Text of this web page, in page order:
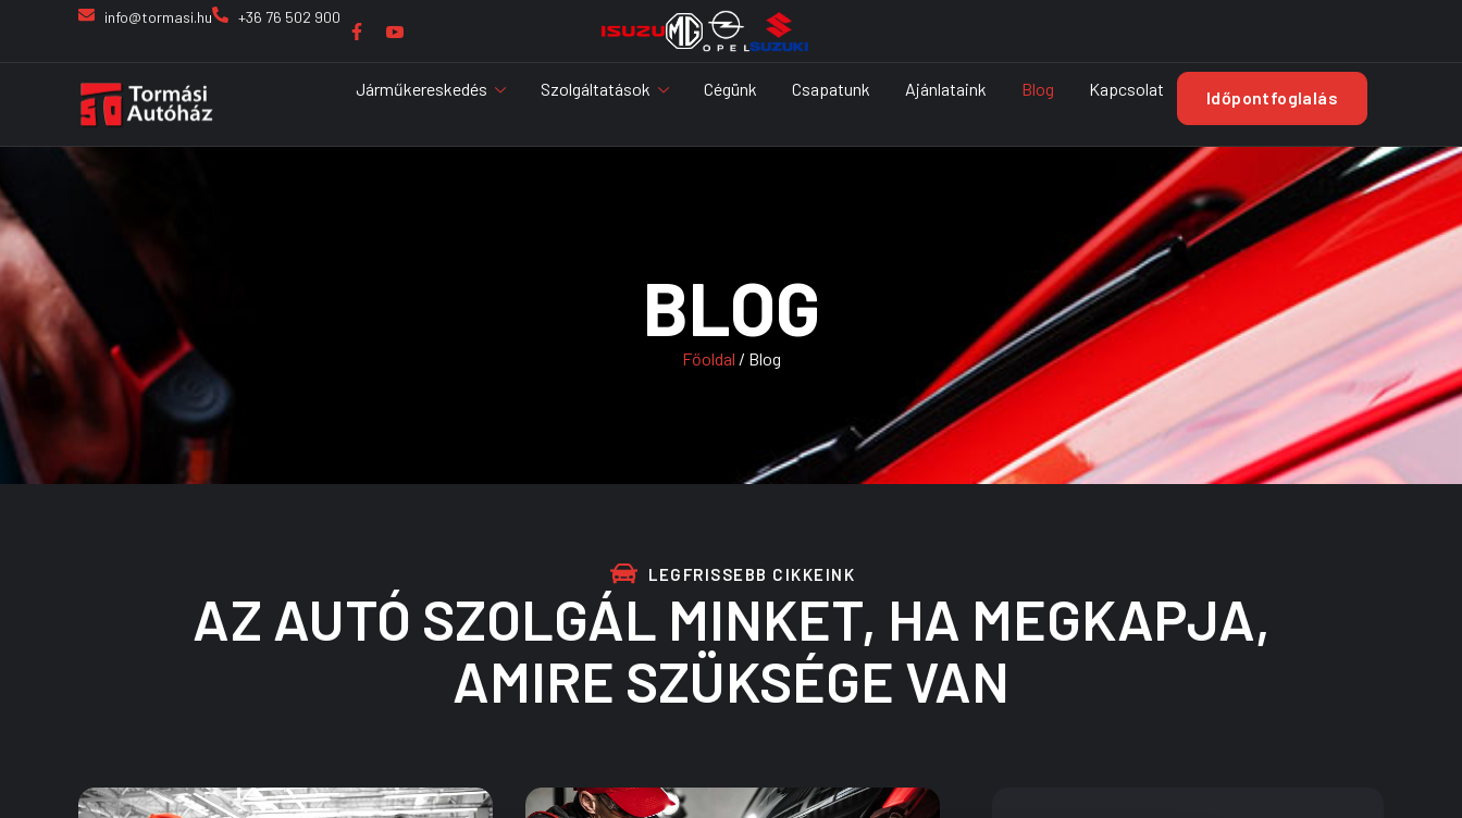
info@tormasi.hu +36 76 502 900
Járműkereskedés Szolgáltatások Cégünk Csapatunk Ajánlataink Blog Kapcsolat Időpontfoglalás
BLOG
Főoldal / Blog
LEGFRISSEBB CIKKEINK
AZ AUTÓ SZOLGÁL MINKET, HA MEGKAPJA,
AMIRE SZÜKSÉGE VAN